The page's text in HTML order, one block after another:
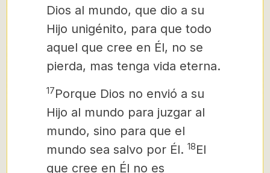
Dios al mundo, que dio a su
Hijo unigénito, para que todo
aquel que cree en Él, no se
pierda, mas tenga vida eterna.
17Porque Dios no envió a su
Hijo al mundo para juzgar al
mundo, sino para que el
mundo sea salvo por Él. 18El
que cree en Él no es